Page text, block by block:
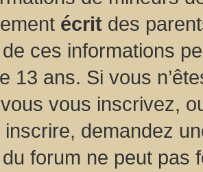
écrit des
ces informations
13 ans. Si vous
vous inscrivez,
inscrire, demandez
du forum ne peut